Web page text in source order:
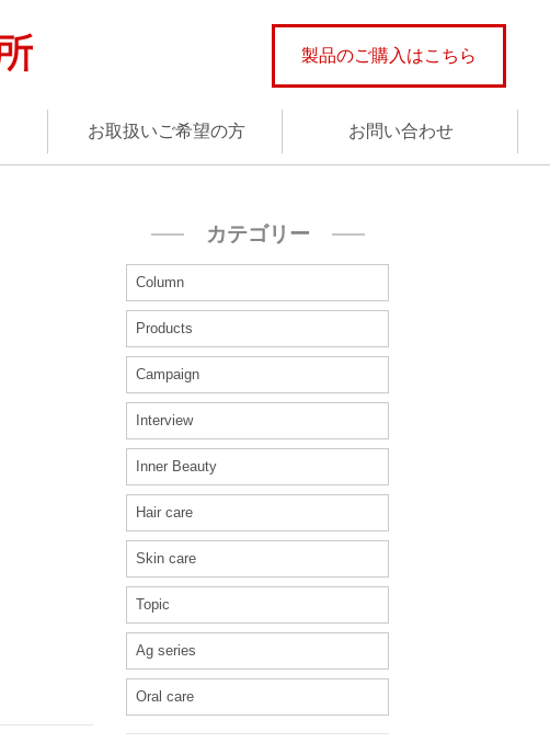
製品のご購入はこちら
お取扱いご希望の方 お問い合わせ
カテゴリー
Column
Products
Campaign
Interview
Inner Beauty
Hair care
Skin care
Topic
Ag series
Oral care